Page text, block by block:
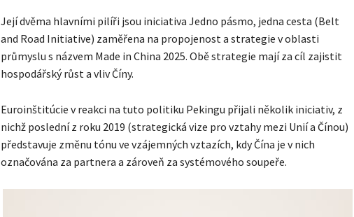
Její dvěma hlavními pilíři jsou iniciativa Jedno pásmo, jedna cesta (Belt
and Road Initiative) zaměřena na propojenost a strategie v oblasti
průmyslu s názvem Made in China 2025. Obě strategie mají za cíl zajistit
hospodářský růst a vliv Číny.
Euroinštitúcie v reakci na tuto politiku Pekingu přijali několik iniciativ, z
nichž poslední z roku 2019 (strategická vize pro vztahy mezi Unií a Čínou)
představuje změnu tónu ve vzájemných vztazích, kdy Čína je v nich
označována za partnera a zároveň za systémového soupeře.